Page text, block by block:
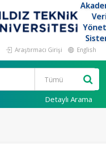
Araştırmacı Girişi English
Detaylı Arama